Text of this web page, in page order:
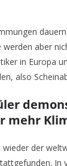
werden aber
in Europa
also
mehr
wieder der
In